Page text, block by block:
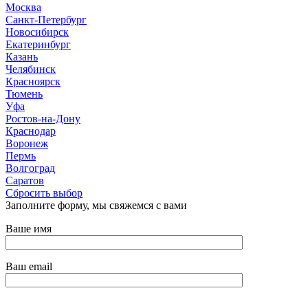
Москва
Санкт-Петербург
Новосибирск
Екатеринбург
Казань
Челябинск
Красноярск
Тюмень
Уфа
Ростов-на-Дону
Краснодар
Воронеж
Пермь
Волгоград
Саратов
Сбросить выбор
Заполните форму, мы свяжемся с вами
Ваше имя
Ваш email